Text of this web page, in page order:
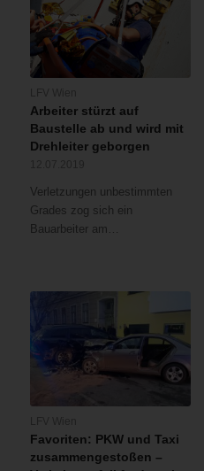
Arbeiter stürzt auf
Baustelle ab und wird mit
Drehleiter geborgen
Verletzungen unbestimmten
Grades zog sich ein
Bauarbeiter am…
Favoriten: PKW und Taxi
zusammengestoßen –